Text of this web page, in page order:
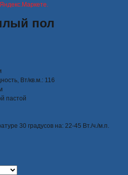
пол
Вт/кв.м.: 116
пастой
30 градусов на: 22-45 Вт./ч./м.п.